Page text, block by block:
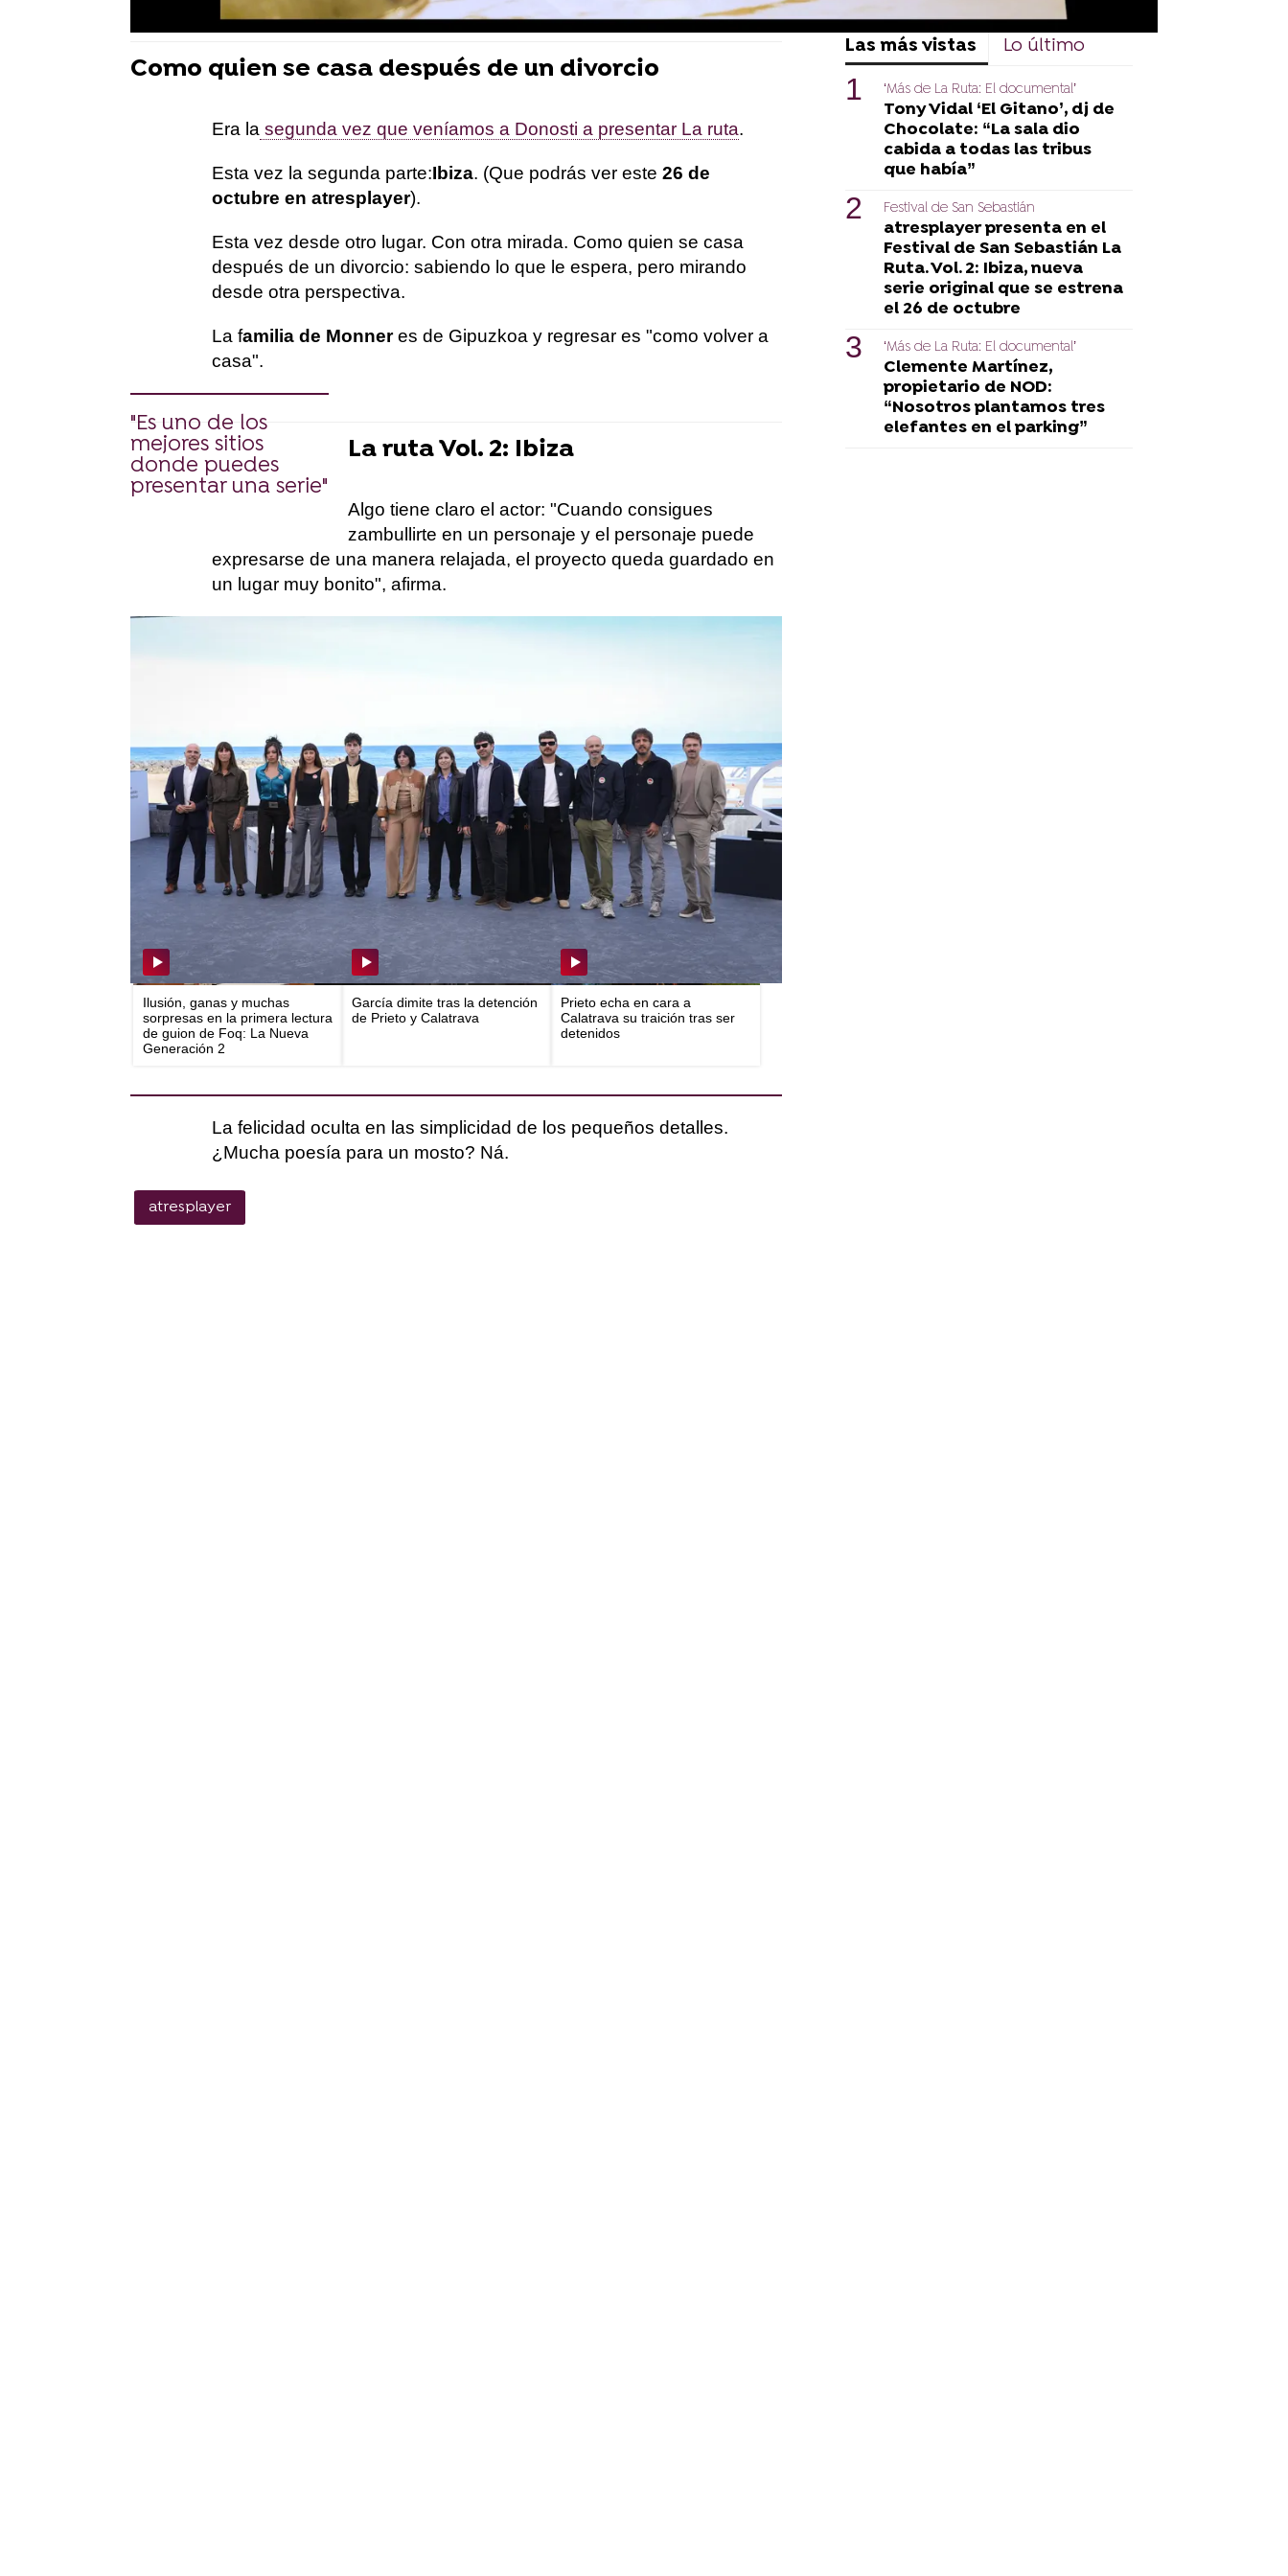
Como quien se casa después de un divorcio
Era la segunda vez que veníamos a Donosti a presentar La ruta.
Esta vez la segunda parte:Ibiza. (Que podrás ver este 26 de
octubre en atresplayer).
Esta vez desde otro lugar. Con otra mirada. Como quien se casa
después de un divorcio: sabiendo lo que le espera, pero mirando
desde otra perspectiva.
La familia de Monneres de Gipuzkoa y regresar es "como volver a
casa".
"Es uno de los
mejores sitios
donde puedes
presentar una serie"
La ruta Vol. 2: Ibiza
Algo tiene claro el actor: "Cuando consigues
zambullirte en un personaje y el personaje puede
expresarse de una manera relajada, el proyecto queda guardado en
un lugar muy bonito", afirma.
Como un chispazo, rompiendo con la entrevista, Monner revela:
"Cuando vengo al País Vasco siempre pido mosto". Y se lo pedimos.
Más Noticias
Ilusión, ganas y muchas
sorpresas en la primera lectura
de guion de Foq: La Nueva
Generación 2
García dimite tras la detención
de Prieto y Calatrava
Prieto echa en cara a
Calatrava su traición tras ser
detenidos
La felicidad oculta en las simplicidad de los pequeños detalles.
¿Mucha poesía para un mosto? Ná.
atresplayer
Las más vistas Lo último
‘Más de La Ruta: El documental’
Tony Vidal ‘El Gitano’, dj de
Chocolate: “La sala dio
cabida a todas las tribus
que había”
Festival de San Sebastián
atresplayer presenta en el
Festival de San Sebastián La
Ruta. Vol. 2: Ibiza, nueva
serie original que se estrena
el 26 de octubre
‘Más de La Ruta: El documental’
Clemente Martínez,
propietario de NOD:
“Nosotros plantamos tres
elefantes en el parking”